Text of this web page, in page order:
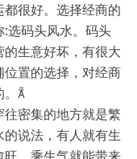
都很好。选择经商的
:选码头风水。码头
生意好坏，有很大
置的选择，对经商
。
密集的地方就是繁
说法，有人就有生